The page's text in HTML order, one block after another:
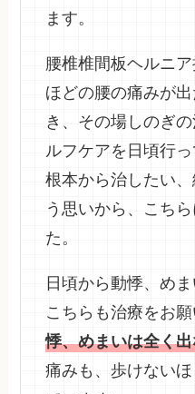
ます。
腰椎椎間板ヘルニ
ほどの腰の痛みが
き、その場しのぎ
ルフケアを日頃行っ
根本から治したい
う思いから、こち
た。
日頃から動悸、め
こちらも治療をお
悸、めまいは全く
痛みも、歩けない